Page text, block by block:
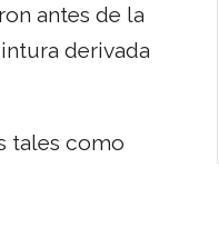
antes de la
derivada
tales como